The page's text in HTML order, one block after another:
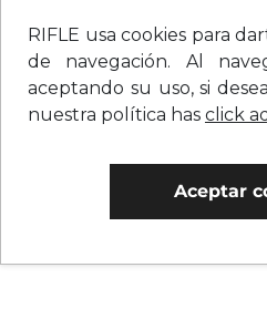
RIFLE usa cookies para
de navegación. Al
aceptando su uso, si
nuestra política has click
Aceptar